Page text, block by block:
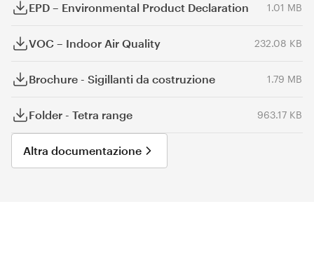
EPD – Environmental Product Declaration 1.01 MB
VOC – Indoor Air Quality 232.08 KB
Brochure - Sigillanti da costruzione 1.79 MB
Folder - Tetra range 963.17 KB
Altra documentazione